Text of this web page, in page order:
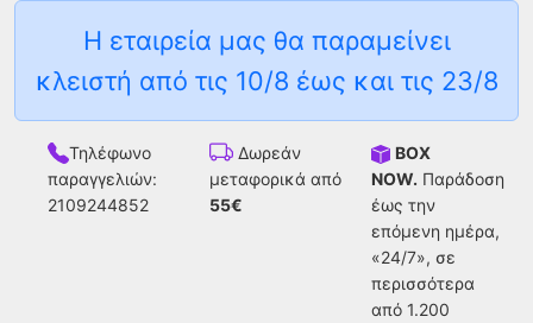
Η εταιρεία μας θα παραμείνει
κλειστή από τις 10/8 έως και τις 23/8
Τηλέφωνο
παραγγελιών:
2109244852
Δωρεάν
μεταφορικά από
55€
BOX
NOW. Παράδοση
έως την
επόμενη ημέρα,
«24/7», σε
περισσότερα
από 1.200